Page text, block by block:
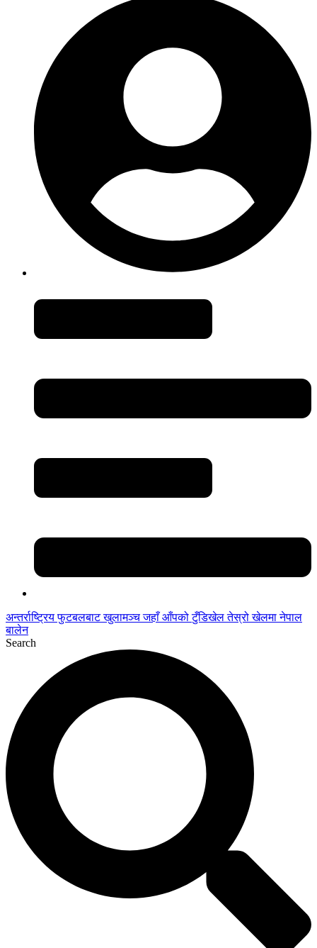
अन्तर्राष्ट्रिय फुटबलबाट खुलामञ्च जहाँ आँपको टुँडिखेल तेस्रो खेलमा नेपाल
बालेन
Search